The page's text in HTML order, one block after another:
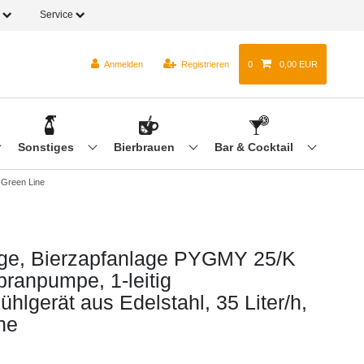
Service
Anmelden Registrieren 0 0,00 EUR
Sonstiges Bierbrauen Bar & Cocktail
Line
Bierzapfanlage PYGMY 25/K
1-leitig
aus Edelstahl, 35 Liter/h,